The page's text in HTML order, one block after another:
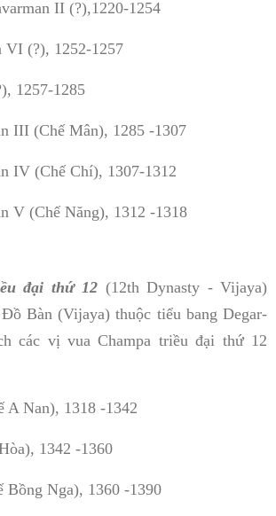
II (?),1220-1254
VI (?), 1252-1257
1257-1285
III (Chế Mân), 1285 -1307
IV (Chế Chí), 1307-1312
V (Chế Năng), 1312 -1318
đại thứ 12 (12th Dynasty - Vijaya)
Bàn (Vijaya) thuộc tiểu bang Degar-
các vị vua Champa triều đại thứ 12
A Nan), 1318 -1342
1342 -1360
Bồng Nga), 1360 -1390